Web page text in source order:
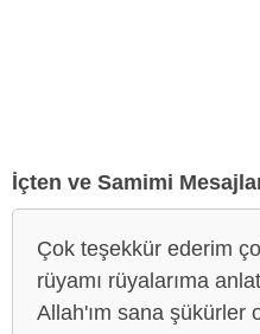
İçten ve Samimi
Çok teşekkür ederim
rüyamı rüyalarıma
Allah'ım sana şükürler